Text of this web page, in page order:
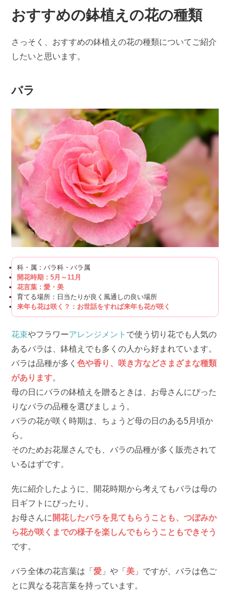
おすすめの鉢植えの花の種類
さっそく、おすすめの鉢植えの花の種類についてご紹介
したいと思います。
バラ
科・属：バラ科・バラ属
開花時期：5月～11月
花言葉：愛・美
育てる場所：日当たりが良く風通しの良い場所
来年も花は咲く？：お世話をすれば来年も花が咲く
花束やフラワーアレンジメント で使う切り花でも人気の
あるバラは、鉢植えでも多くの人から好まれています。
バラは品種が多く色や香り、咲き方などさまざまな種類
があります。
母の日にバラの鉢植えを贈るときは、お母さんにぴった
りなバラの品種を選びましょう。
バラの花が咲く時期は、ちょうど母の日のある5月頃か
ら。
そのためお花屋さんでも、バラの品種が多く販売されて
いるはずです。
先に紹介したように、開花時期から考えてもバラは母の
日ギフトにぴったり。
お母さんに開花したバラを見てもらうことも、つぼみか
ら花が咲くまでの様子を楽しんでもらうこともできそう
です。
バラ全体の花言葉は「愛 」や「 美 」ですが、バラは色ご
とに異なる花言葉を持っています。